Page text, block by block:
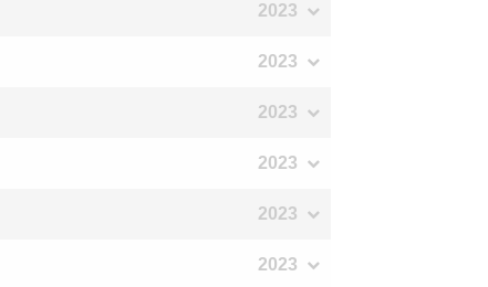
2023
2023
2023
2023
2023
2023